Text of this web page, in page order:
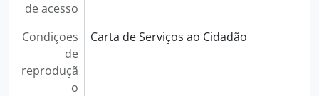
de acesso
Condiçoes
de
reproduçã
o
Carta de Serviços ao Cidadão